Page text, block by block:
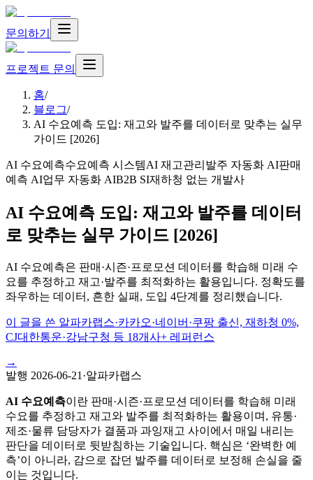
문의하기
프로젝트 문의
홈/
블로그/
AI 수요예측 도입: 재고와 발주를 데이터로 맞추는 실무
가이드 [2026]
AI 수요예측수요예측 시스템AI 재고관리 발주 자동화 AI판매
예측 AI업무 자동화 AIB2B SI재하청 없는 개발사
AI 수요예측 도입: 재고와 발주를 데이터
로 맞추는 실무 가이드 [2026]
AI 수요예측은 판매·시즌·프로모션 데이터를 학습해 미래 수
요를 추정하고 재고·발주를 최적화하는 활용입니다. 정확도를
좌우하는 데이터, 흔한 실패, 도입 4단계를 정리했습니다.
이 글을 쓴 알파카랩스·카카오·네이버·쿠팡 출신, 재하청 0%,
CJ대한통운·강남구청 등 18개사+ 레퍼런스
→
발행 2026-06-21 ·알파카랩스
AI 수요예측이란 판매·시즌·프로모션 데이터를 학습해 미래
수요를 추정하고 재고와 발주를 최적화하는 활용이며, 유통·
제조·물류 담당자가 결품과 과잉재고 사이에서 매일 내리는
판단을 데이터로 뒷받침하는 기술입니다. 핵심은 ‘완벽한 예
측’이 아니라, 감으로 잡던 발주를 데이터로 보정해 손실을 줄
이는 것입니다.